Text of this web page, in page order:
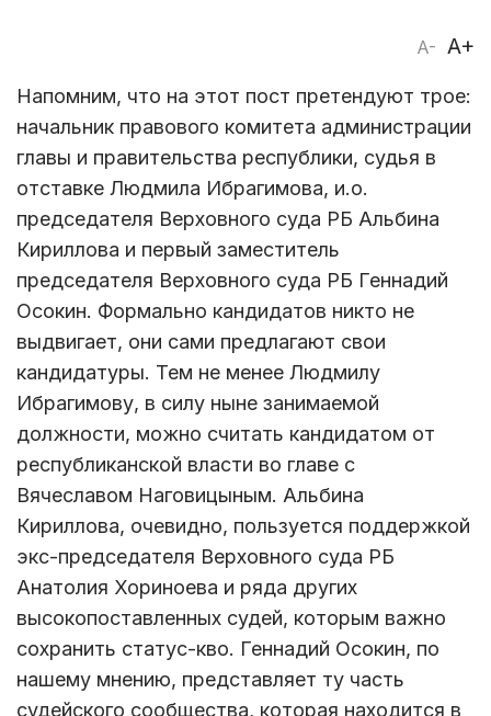
A- A+
Напомним, что на этот пост претендуют трое:
начальник правового комитета администрации
главы и правительства республики, судья в
отставке Людмила Ибрагимова, и.о.
председателя Верховного суда РБ Альбина
Кириллова и первый заместитель
председателя Верховного суда РБ Геннадий
Осокин. Формально кандидатов никто не
выдвигает, они сами предлагают свои
кандидатуры. Тем не менее Людмилу
Ибрагимову, в силу ныне занимаемой
должности, можно считать кандидатом от
республиканской власти во главе с
Вячеславом Наговицыным. Альбина
Кириллова, очевидно, пользуется поддержкой
экс-председателя Верховного суда РБ
Анатолия Хориноева и ряда других
высокопоставленных судей, которым важно
сохранить статус-кво. Геннадий Осокин, по
нашему мнению, представляет ту часть
судейского сообщества, которая находится в